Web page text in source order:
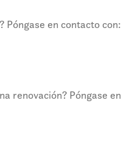
en contacto con:
renovación? Póngase en